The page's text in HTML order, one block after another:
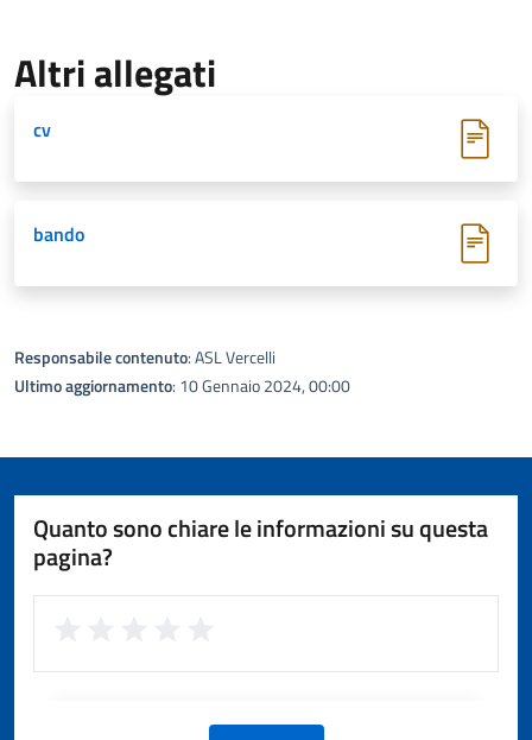
Altri allegati
cv
bando
Responsabile contenuto: ASL Vercelli
Ultimo aggiornamento: 10 Gennaio 2024, 00:00
Quanto sono chiare le informazioni su questa
pagina?